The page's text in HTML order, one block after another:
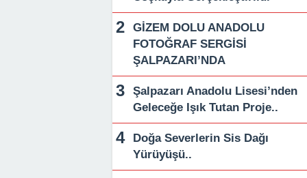
GİZEM DOLU ANADOLU
FOTOĞRAF SERGİSİ
ŞALPAZARI’NDA
Şalpazarı Anadolu Lisesi’nden
Geleceğe Işık Tutan Proje..
Doğa Severlerin Sis Dağı
Yürüyüşü..